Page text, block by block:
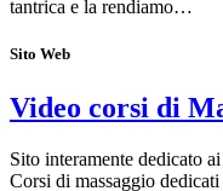
tantrica e la rendiamo…
Sito Web
Video corsi di
Sito interamente dedicato
Corsi di massaggio